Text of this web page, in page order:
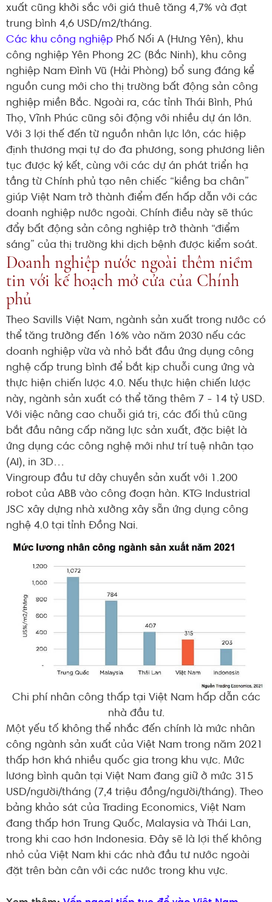
xuất cũng khởi sắc với giá thuê tăng 4,7% và đạt
trung bình 4,6 USD/m2/tháng.
Các khu công nghiệp Phố Nối A (Hưng Yên), khu
công nghiệp Yên Phong 2C (Bắc Ninh), khu công
nghiệp Nam Đình Vũ (Hải Phòng) bổ sung đáng kể
nguồn cung mới cho thị trường bất động sản công
nghiệp miền Bắc. Ngoài ra, các tỉnh Thái Bình, Phú
Thọ, Vĩnh Phúc cũng sôi động với nhiều dự án lớn.
Với 3 lợi thế đến từ nguồn nhân lực lớn, các hiệp
định thương mại tự do đa phương, song phương liên
tục được ký kết, cùng với các dự án phát triển hạ
tầng từ Chính phủ tạo nên chiếc “kiềng ba chân”
giúp Việt Nam trở thành điểm đến hấp dẫn với các
doanh nghiệp nước ngoài. Chính điều này sẽ thúc
đẩy bất động sản công nghiệp trở thành “điểm
sáng” của thị trường khi dịch bệnh được kiểm soát.
Doanh nghiệp nước ngoài thêm niềm
tin với kế hoạch mở cửa của Chính
phủ
Theo Savills Việt Nam, ngành sản xuất trong nước có
thể tăng trưởng đến 16% vào năm 2030 nếu các
doanh nghiệp vừa và nhỏ bắt đầu ứng dụng công
nghệ cấp trung bình để bắt kịp chuỗi cung ứng và
thực hiện chiến lược 4.0. Nếu thực hiện chiến lược
này, ngành sản xuất có thể tăng thêm 7 - 14 tỷ USD.
Với việc nâng cao chuỗi giá trị, các đối thủ cũng
bắt đầu nâng cấp năng lực sản xuất, đặc biệt là
ứng dụng các công nghệ mới như trí tuệ nhân tạo
(AI), in 3D…
Vingroup đầu tư dây chuyền sản xuất với 1.200
robot của ABB vào công đoạn hàn. KTG Industrial
JSC xây dựng nhà xưởng xây sẵn ứng dụng công
nghệ 4.0 tại tỉnh Đồng Nai.
Chi phí nhân công thấp tại Việt Nam hấp dẫn các
nhà đầu tư.
Một yếu tố không thể nhắc đến chính là mức nhân
công ngành sản xuất của Việt Nam trong năm 2021
thấp hơn khá nhiều quốc gia trong khu vực. Mức
lương bình quân tại Việt Nam đang giữ ở mức 315
USD/người/tháng (7,4 triệu đồng/người/tháng). Theo
bảng khảo sát của Trading Economics, Việt Nam
đang thấp hơn Trung Quốc, Malaysia và Thái Lan,
trong khi cao hơn Indonesia. Đây sẽ là lợi thế không
nhỏ của Việt Nam khi các nhà đầu tư nước ngoài
đặt trên bàn cân với các nước trong khu vực.